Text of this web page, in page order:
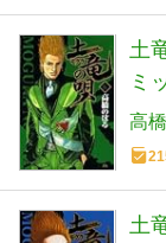
土
ミ
高
土